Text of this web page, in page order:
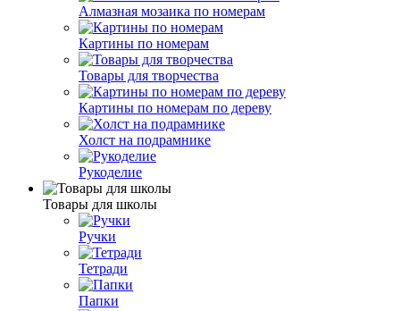
Алмазная мозаика по номерам
Картины по номерам
Товары для творчества
Картины по номерам по дереву
Холст на подрамнике
Рукоделие
Товары для школы
Ручки
Тетради
Папки